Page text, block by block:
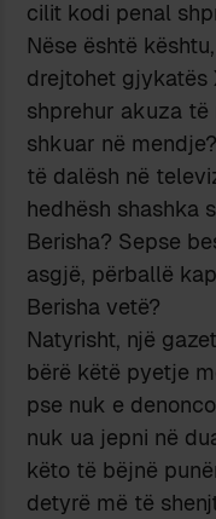
cilit kodi penal
Nëse është
drejtohet gjykatës
shprehur akuza
shkuar në
të dalësh në
hedhësh shashka
Berisha? Sepse
asgjë, përballë
Berisha vetë?
Natyrisht, një
bërë këtë pyetje
pse nuk e
nuk ua jepni në
këto të bëjnë
detyrë më të